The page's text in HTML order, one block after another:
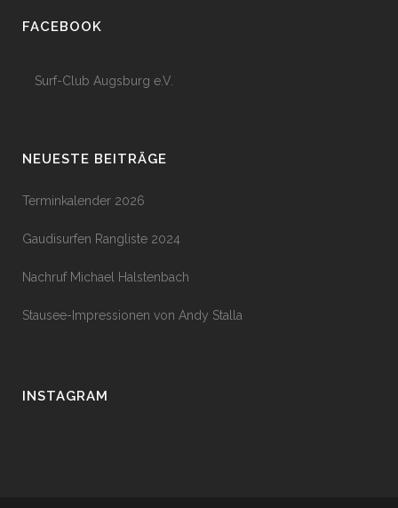
FACEBOOK
Surf-Club Augsburg e.V.
NEUESTE BEITRÄGE
Terminkalender 2026
Gaudisurfen Rangliste 2024
Nachruf Michael Halstenbach
Stausee-Impressionen von Andy Stalla
INSTAGRAM